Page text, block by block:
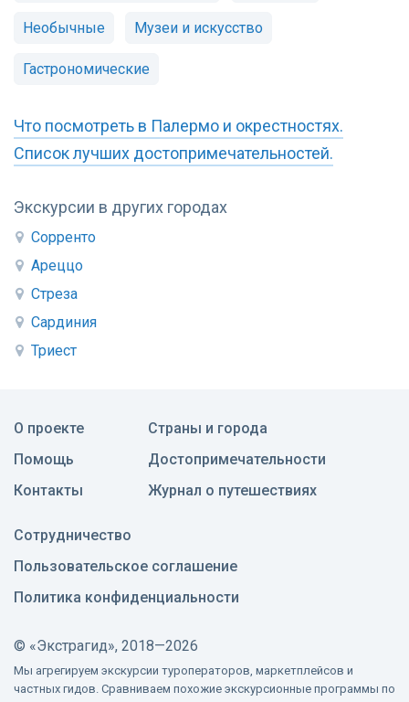
Экскурсии в других городах
Сорренто
Ареццо
Стреза
Сардиния
Триест
Необычные Музеи и искусство
Гастрономические
Что посмотреть в Палермо и окрестностях.
Список лучших достопримечательностей.
О проекте
Помощь
Контакты
Страны и города
Достопримечательности
Журнал о путешествиях
Сотрудничество
Пользовательское соглашение
Политика конфиденциальности
© «Экстрагид», 2018—2026
Мы агрегируем экскурсии туроператоров, маркетплейсов и
частных гидов. Сравниваем похожие экскурсионные программы по